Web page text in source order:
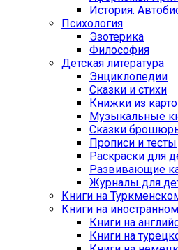
История.
Психология
Эзотерика
Философия
Детская литература
Энциклопедии
Сказки и стихи
Книжки из
Музыкальные
Сказки
Прописи и тесты
Раскраски для
Развивающие
Журналы для
Книги на
Книги на
Книги на
Книги на